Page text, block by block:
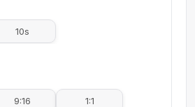
10s
9:16 1:1